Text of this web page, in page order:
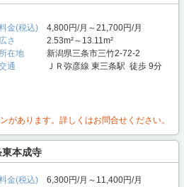
金(税込)
4,800円/月～21,700円/月
広さ
2.53m²～13.11m²
所在地
新潟県三条市三竹2-72-2
通
ＪＲ弥彦線 東三条駅 徒歩 9分
があります。詳しくはお問合せください。
本成寺
金(税込)
6,300円/月～11,400円/月